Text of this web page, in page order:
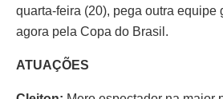
quarta-feira (20), pega outra equipe
agora pela Copa do Brasil.
ATUAÇÕES